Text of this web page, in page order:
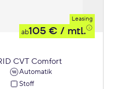
Leasing
ab105 € / mtl.
CVT Comfort
Automatik
Stoff